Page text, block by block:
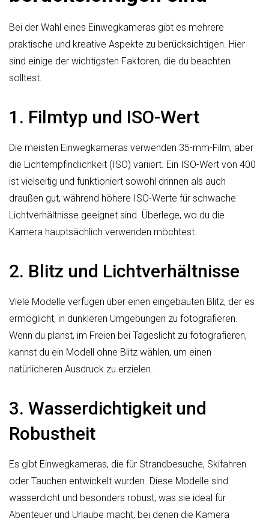
Bei der Wahl eines Einwegkameras gibt es mehrere
praktische und kreative Aspekte zu berücksichtigen. Hier
sind einige der wichtigsten Faktoren, die du beachten
solltest.
1. Filmtyp und ISO-Wert
Die meisten Einwegkameras verwenden 35-mm-Film, aber
die Lichtempfindlichkeit (ISO) variiert. Ein ISO-Wert von 400
ist vielseitig und funktioniert sowohl drinnen als auch
draußen gut, während höhere ISO-Werte für schwache
Lichtverhältnisse geeignet sind. Überlege, wo du die
Kamera hauptsächlich verwenden möchtest.
2. Blitz und Lichtverhältnisse
Viele Modelle verfügen über einen eingebauten Blitz, der es
ermöglicht, in dunkleren Umgebungen zu fotografieren.
Wenn du planst, im Freien bei Tageslicht zu fotografieren,
kannst du ein Modell ohne Blitz wählen, um einen
natürlicheren Ausdruck zu erzielen.
3. Wasserdichtigkeit und
Robustheit
Es gibt Einwegkameras, die für Strandbesuche, Skifahren
oder Tauchen entwickelt wurden. Diese Modelle sind
wasserdicht und besonders robust, was sie ideal für
Abenteuer und Urlaube macht, bei denen die Kamera